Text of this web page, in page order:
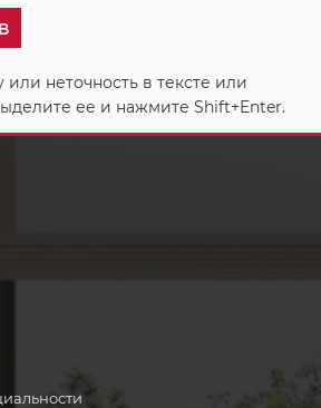
неточность в тексте или
ее и нажмите Shift+Enter.